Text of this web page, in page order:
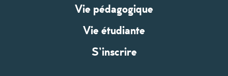
Vie pédagogique
Vie étudiante
S’inscrire